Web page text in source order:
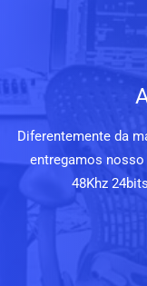
Diferentemente da
entregamos nosso
48Khz